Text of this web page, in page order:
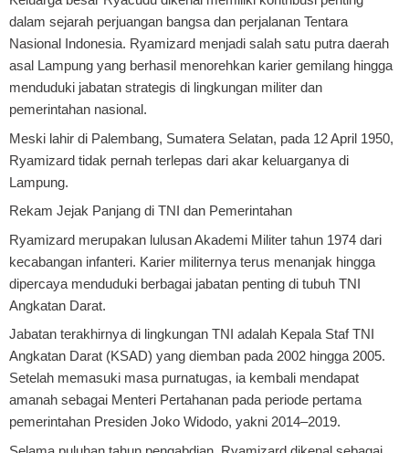
dalam sejarah perjuangan bangsa dan perjalanan Tentara
Nasional Indonesia. Ryamizard menjadi salah satu putra daerah
asal Lampung yang berhasil menorehkan karier gemilang hingga
menduduki jabatan strategis di lingkungan militer dan
pemerintahan nasional.
Meski lahir di Palembang, Sumatera Selatan, pada 12 April 1950,
Ryamizard tidak pernah terlepas dari akar keluarganya di
Lampung.
Rekam Jejak Panjang di TNI dan Pemerintahan
Ryamizard merupakan lulusan Akademi Militer tahun 1974 dari
kecabangan infanteri. Karier militernya terus menanjak hingga
dipercaya menduduki berbagai jabatan penting di tubuh TNI
Angkatan Darat.
Jabatan terakhirnya di lingkungan TNI adalah Kepala Staf TNI
Angkatan Darat (KSAD) yang diemban pada 2002 hingga 2005.
Setelah memasuki masa purnatugas, ia kembali mendapat
amanah sebagai Menteri Pertahanan pada periode pertama
pemerintahan Presiden Joko Widodo, yakni 2014–2019.